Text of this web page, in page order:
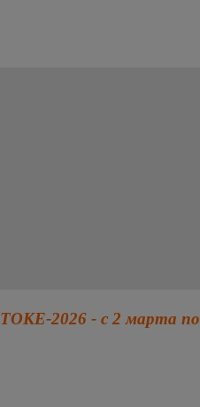
ТОКЕ-2026 - с 2 марта по